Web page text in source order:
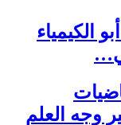
الكيمياء
وجه العلم